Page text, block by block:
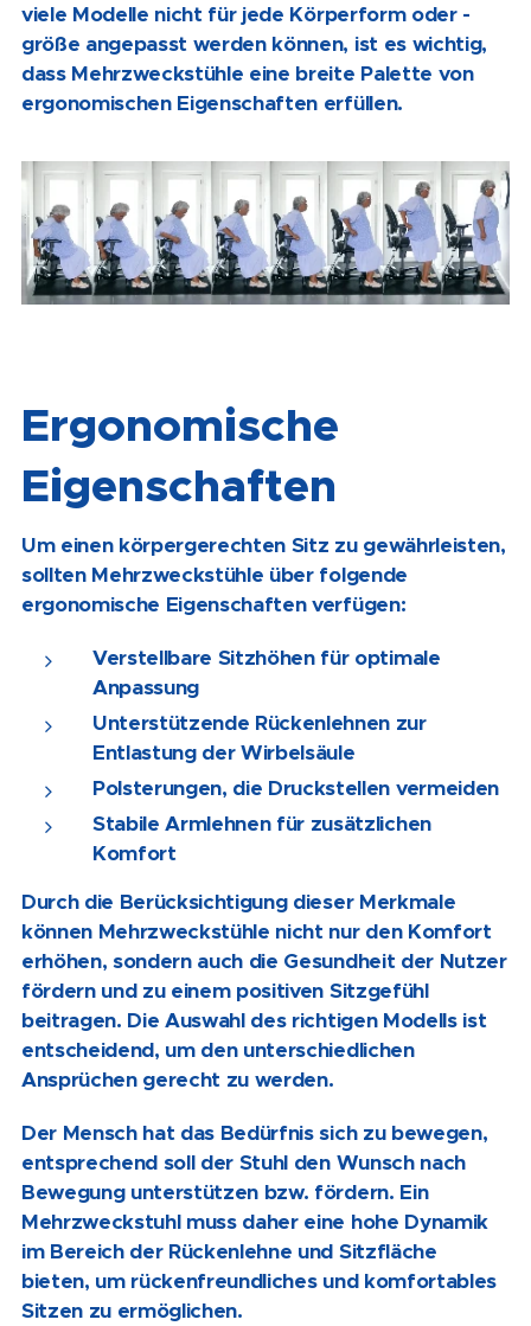
viele Modelle nicht für jede Körperform oder -
größe angepasst werden können, ist es wichtig,
dass Mehrzweckstühle eine breite Palette von
ergonomischen Eigenschaften erfüllen.
Ergonomische
Eigenschaften
Um einen körpergerechten Sitz zu gewährleisten,
sollten Mehrzweckstühle über folgende
ergonomische Eigenschaften verfügen:
Verstellbare Sitzhöhen für optimale
Anpassung
Unterstützende Rückenlehnen zur
Entlastung der Wirbelsäule
Polsterungen, die Druckstellen vermeiden
Stabile Armlehnen für zusätzlichen
Komfort
Durch die Berücksichtigung dieser Merkmale
können Mehrzweckstühle nicht nur den Komfort
erhöhen, sondern auch die Gesundheit der Nutzer
fördern und zu einem positiven Sitzgefühl
beitragen. Die Auswahl des richtigen Modells ist
entscheidend, um den unterschiedlichen
Ansprüchen gerecht zu werden.
Der Mensch hat das Bedürfnis sich zu bewegen,
entsprechend soll der Stuhl den Wunsch nach
Bewegung unterstützen bzw. fördern. Ein
Mehrzweckstuhl muss daher eine hohe Dynamik
im Bereich der Rückenlehne und Sitzfläche
bieten, um rückenfreundliches und komfortables
Sitzen zu ermöglichen.